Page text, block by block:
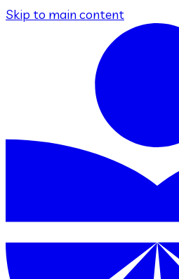
Skip to main content